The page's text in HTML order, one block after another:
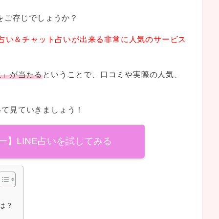
ご存じでしょうか？
い＆チャット占いが出来る非常に人気のサービス
が当たるということで、口コミや実際の人気、
見ていきましょう！
】LINE占いを試してみる
？